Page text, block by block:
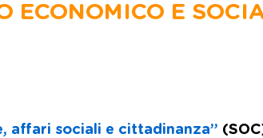
ECONOMICO E
affari sociali e cittadinanza”